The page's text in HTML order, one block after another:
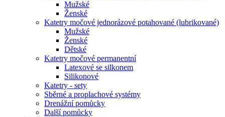
Mužské
Ženské
Katetry močové jednorázové potahované (lubrikované)
Mužské
Ženské
Dětské
Katetry močové permanentní
Latexové se silkonem
Silikonové
Katetry - sety
Sběrné a proplachové systémy
Drenážní pomůcky
Další pomůcky